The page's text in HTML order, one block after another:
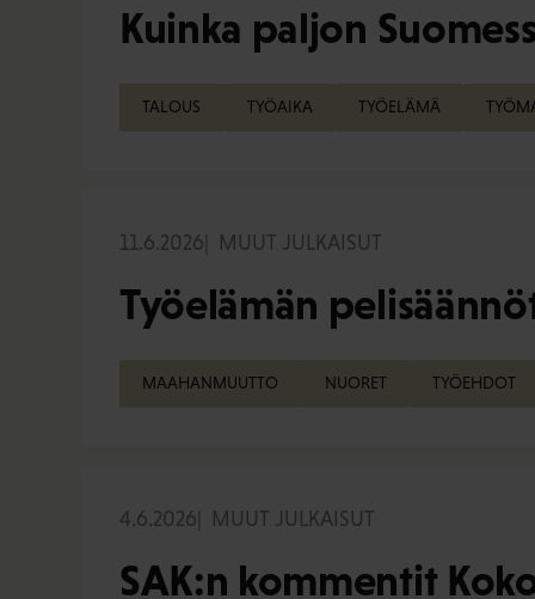
Kuinka paljon
TALOUS TYÖAIKA TYÖELÄMÄ
11.6.2026 MUUT JULKAISUT
Työelämän
MAAHANMUUTTO NUORET TYÖEHDOT
4.6.2026 MUUT JULKAISUT
SAK:n kommentit